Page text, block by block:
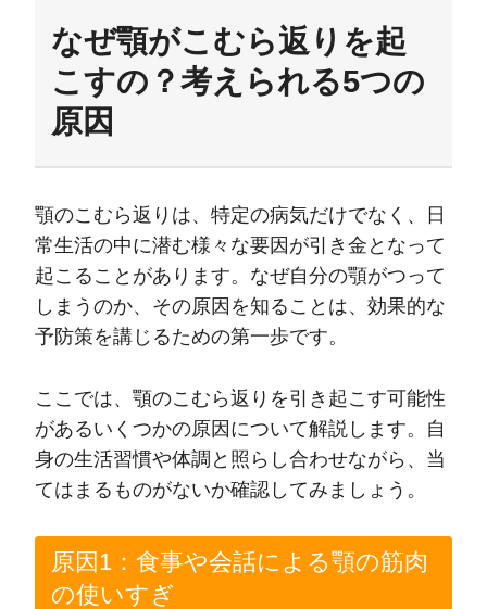
なぜ顎がこむら返りを起
こすの？考えられる5つの
原因
顎のこむら返りは、特定の病気だけでなく、日
常生活の中に潜む様々な要因が引き金となって
起こることがあります。なぜ自分の顎がつって
しまうのか、その原因を知ることは、効果的な
予防策を講じるための第一歩です。
ここでは、顎のこむら返りを引き起こす可能性
があるいくつかの原因について解説します。自
身の生活習慣や体調と照らし合わせながら、当
てはまるものがないか確認してみましょう。
原因1：食事や会話による顎の筋肉
の使いすぎ